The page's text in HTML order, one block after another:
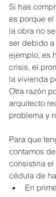
Si has
es porque
la obra no
ser debido
ejemplo, es
crisis, el
la vivienda
Otra razón
arquitecto
problema y
Para que
contamos
consistiría
cédula de
En